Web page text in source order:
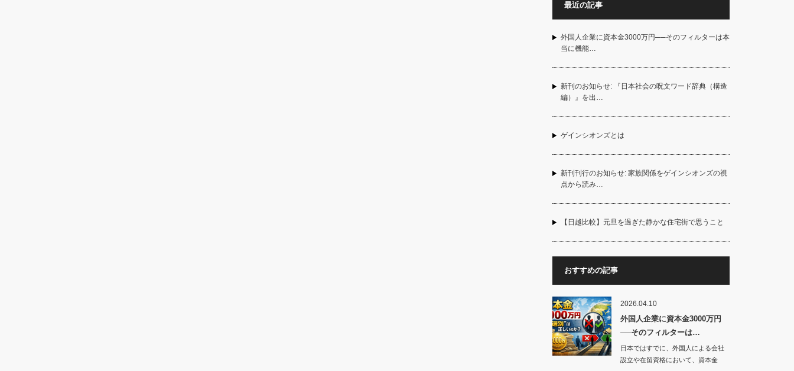
最近の記事
外国人企業に資本金3000万円──そのフィルターは本
当に機能…
新刊のお知らせ: 『日本社会の呪文ワード辞典（構造
編）』を出…
ゲインシオンズとは
新刊刊行のお知らせ: 家族関係をゲインシオンズの視
点から読み…
【日越比較】元旦を過ぎた静かな住宅街で思うこと
おすすめの記事
2026.04.10
外国人企業に資本金3000万円
──そのフィルターは…
日本ではすでに、外国人による会社
設立や在留資格において、資本金